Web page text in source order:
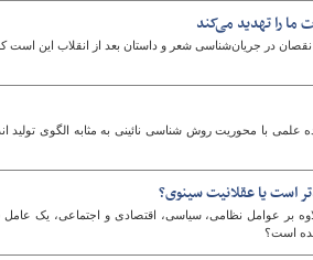
ما را تهدید می‌کند
در جریان‌شناسی شعر و داستان بعد از انقلاب این است
با محوریت روش شناسی نائینی به مثابه الگوی تولید
است یا عقلانیت سینوی؟
بر عوامل نظامی، سیاسی، اقتصادی و اجتماعی، یک
است؟